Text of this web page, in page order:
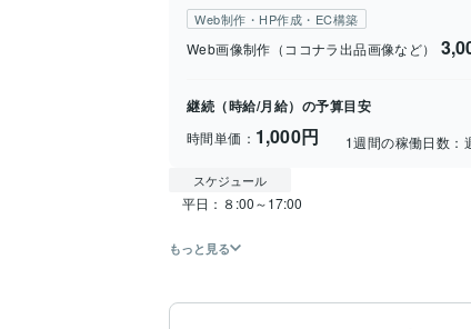
Web制作・HP作成・EC構築
Web画像制作（ココナラ出品画像など）
継続（時給/月給）の予算目安
時間単価： 1,000円 1週間の稼働日数：
スケジュール
平日：８:00～17:00
もっと見る